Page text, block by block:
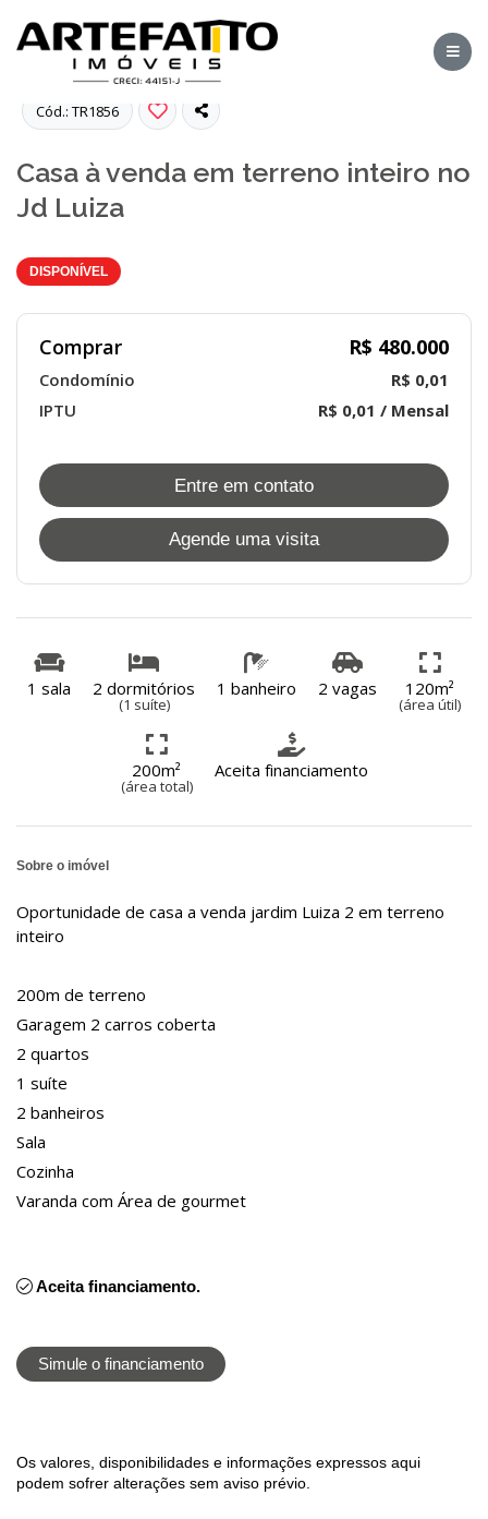
Cód.: TR1856
Casa à venda em terreno inteiro no
Jd Luiza
DISPONÍVEL
Comprar R$ 480.000
Condomínio
R$ 0,01
IPTU
R$ 0,01 / Mensal
Entre em contato
Agende uma visita
1 sala 2 dormitórios
(1 suíte)
1 banheiro 2 vagas 120m²
(área útil)
200m²
(área total)
Aceita financiamento
Sobre o imóvel
Oportunidade de casa a venda jardim Luiza 2 em terreno
inteiro
200m de terreno
Garagem 2 carros coberta
2 quartos
1 suíte
2 banheiros
Sala
Cozinha
Varanda com Área de gourmet
Aceita financiamento.
Simule o financiamento
Os valores, disponibilidades e informações expressos aqui
podem sofrer alterações sem aviso prévio.